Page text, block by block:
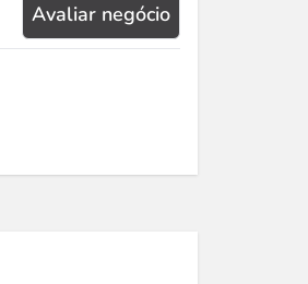
Avaliar negócio